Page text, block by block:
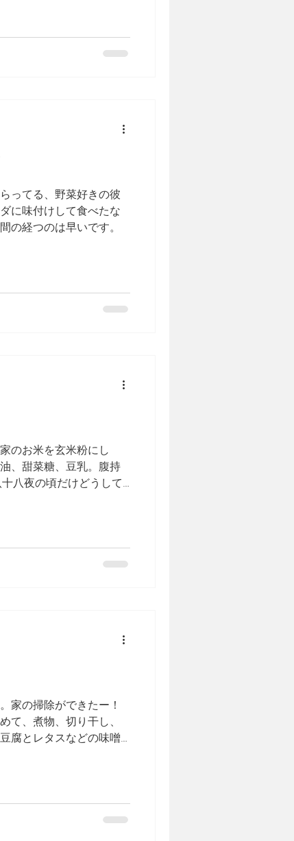
ってる、野菜好きの彼
に味付けして食べたな
の経つのは早いです。
のお米を玄米粉にし
、甜菜糖、豆乳。腹持
八夜の頃だけどうして
家の掃除ができたー！
て、煮物、切り干し、
腐とレタスなどの味噌